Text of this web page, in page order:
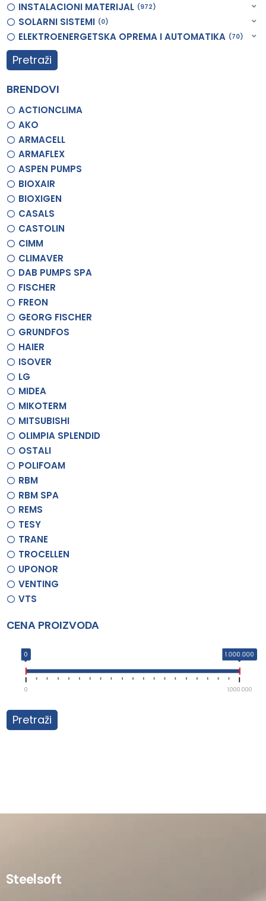
INSTALACIONI MATERIJAL 972
SOLARNI SISTEMI 0
ELEKTROENERGETSKA OPREMA I AUTOMATIKA 70
Pretraži
BRENDOVI
ACTIONCLIMA
AKO
ARMACELL
ARMAFLEX
ASPEN PUMPS
BIOXAIR
BIOXIGEN
CASALS
CASTOLIN
CIMM
CLIMAVER
DAB PUMPS SPA
FISCHER
FREON
GEORG FISCHER
GRUNDFOS
HAIER
ISOVER
LG
MIDEA
MIKOTERM
MITSUBISHI
OLIMPIA SPLENDID
OSTALI
POLIFOAM
RBM
RBM SPA
REMS
TESY
TRANE
TROCELLEN
UPONOR
VENTING
VTS
CENA PROIZVODA
0 1.000.000
0 1.000.000
Pretraži
Steelsoft